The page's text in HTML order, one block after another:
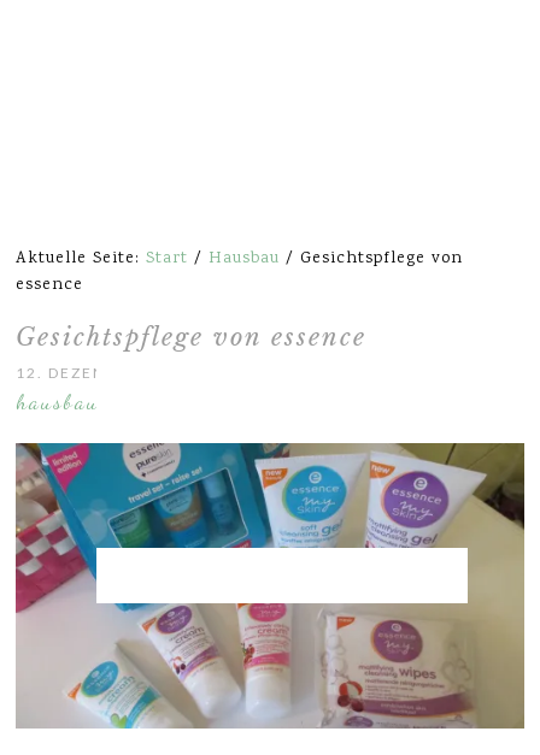
Aktuelle Seite:Start / Hausbau / Gesichtspflege von
essence
Gesichtspflege von essence
12. DEZEMBER 2014
hausbau